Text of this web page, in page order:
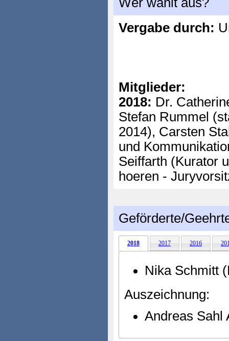
Vergabe durch:
Mitglieder:
2018: Dr.
Stefan Rummel
2014), Carsten
und
Seiffarth (Kurator
hoeren -
Geförderte/
2018 2017 2016
Nika Schmitt
Auszeichnung:
Andreas Sahl